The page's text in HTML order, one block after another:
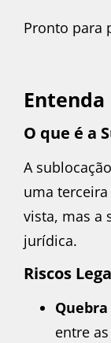
Pronto para
Entenda
O que é a
A
uma
vista, mas a
jurídica.
Riscos
entre